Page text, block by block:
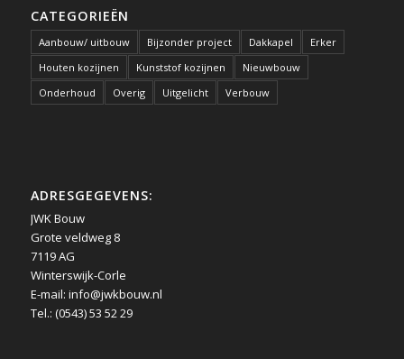
CATEGORIEËN
Aanbouw/ uitbouw Bijzonder project Dakkapel
Erker
Houten kozijnen
Kunststof kozijnen
Nieuwbouw
Onderhoud
Overig Uitgelicht Verbouw
ADRESGEGEVENS:
JWK Bouw
Grote veldweg 8
7119 AG
Winterswijk-Corle
E-mail: info@jwkbouw.nl
Tel.: (0543) 53 52 29